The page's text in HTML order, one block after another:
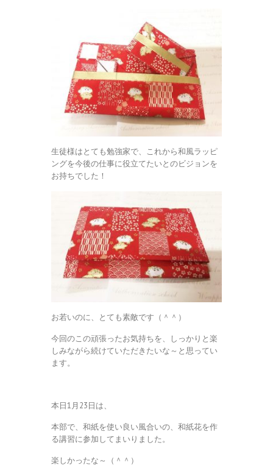
生徒様はとても勉強家で、これから和風ラッピ
ングを今後の仕事に役立てたいとのビジョンを
お持ちでした！
お若いのに、とても素敵です（＾＾）
今回のこの頑張ったお気持ちを、しっかりと楽
しみながら続けていただきたいな～と思ってい
ます。
本日1月23日は、
本部で、和紙を使い良い風合いの、和紙花を作
る講習に参加してまいりました。
楽しかったな～（＾＾）